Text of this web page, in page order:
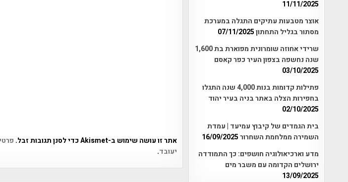
אתר זו עושה שימוש ב-Akismet כדי לסנן תגובות זבל.
יעובד.
11/11/2025
אוצר מטבעות עתיקים התגלה במערכת
מסתור בגליל התחתון07/11/2025
שרידי אחוזה שומרונית מפוארת בת 1,600
שנה נחשפה בצפון העיר כפר קאסם
03/10/2025
פתילות קדומות בנות 4,000 שנה התגלו
בחפירות הצלה באתר בניה בעיר יהוד
02/10/2025
בית הגמדים של קיבוץ עמיעד | עמדת
השמירה ממלחמת השחרור16/09/2025
מדע וארכיאולוגיה חושפים: כך התמודדה
ירושלים הקדומה עם משבר מים
13/09/2025